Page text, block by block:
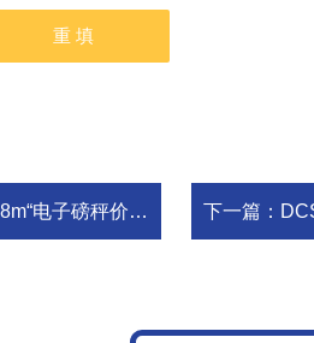
零点八米“电子地磅称厂家” 下一篇： DCS-